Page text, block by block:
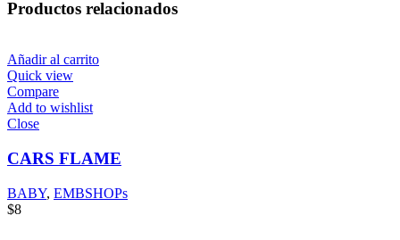
Productos relacionados
Añadir al carrito
Quick view
Compare
Add to wishlist
Close
CARS FLAME
BABY, EMBSHOPs
$8